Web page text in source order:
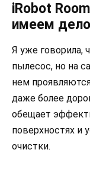
iRobot
имеем
Я уже говорила,
пылесос, но на
нем
даже более
обещает
поверхностях и
очистки.